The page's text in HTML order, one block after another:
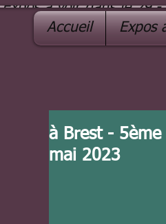
Expos à voir dans le 29 -
Accueil
Expos
à Brest -
mai 2023